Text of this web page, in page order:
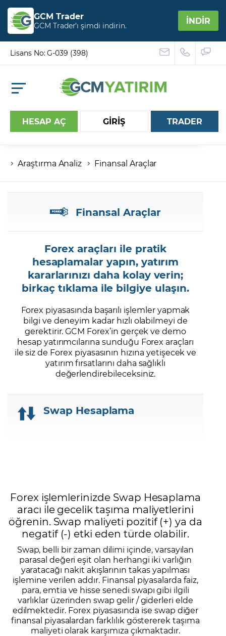
GCM Trader
GCM Trader’ı şimdi indirin. İNDİR
Lisans No: G-039 (398)
HESAP AÇ GİRİŞ
Hesap numaranız
Şifreniz
Şifremi Unuttum
TRADER
Araştırma Analiz Finansal Araçlar
Finansal Araçlar
Forex araçları ile pratik
hesaplamalar yapın, yatırım
kararlarınızı daha kolay verin;
birkaç tıklama ile bilgiye ulaşın.
Forex piyasasında başarılı işlemler yapmak
bilgi ve deneyim kadar hızlı olabilmeyi de
gerektirir. GCM Forex’in gerçek ve demo
hesap yatırımcılarına sunduğu Forex araçları
ile siz de Forex piyasasının hızına yetişecek ve
yatırım fırsatlarını daha sağlıklı
değerlendirebileceksiniz.
Swap Hesaplama
Forex işlemlerinizde Swap Hesaplama
aracı ile gecelik taşıma maliyetlerini
öğrenin. Swap maliyeti pozitif (+) ya da
negatif (-) etki eden türde olabilir.
Swap, belli bir zaman dilimi içinde, varsayılan
parasal değeri eşit olan herhangi iki varlığın
yaratacağı nakit akışlarının takas yapılması
işlemine verilen addır. Finansal piyasalarda faiz,
para, emtia ve hisse senedi swapı gibi ilgili
varlıklar üzerinden swap gelir / giderleri elde
edilmektedir. Forex piyasasında ise swap diğer
finansal piyasalardan farklılık göstererek taşıma
maliyeti olarak karşımıza çıkmaktadır.